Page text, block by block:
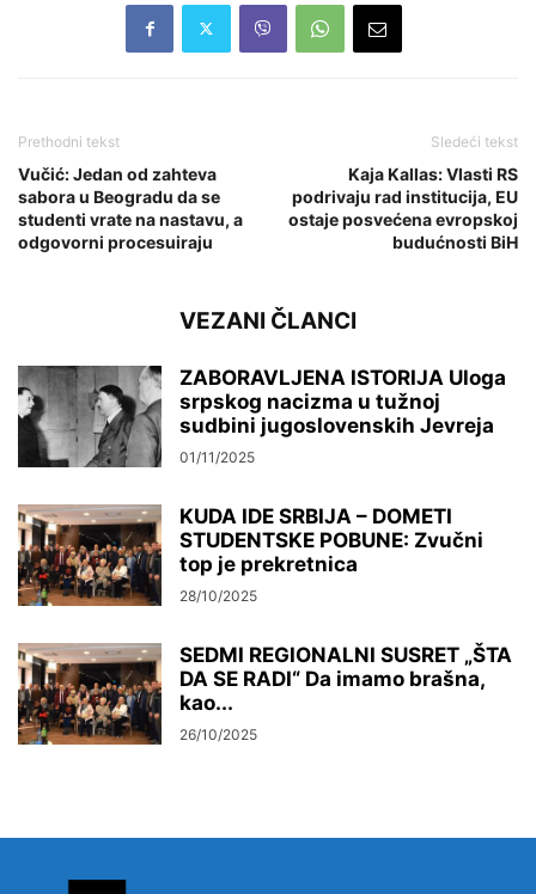
Prethodni tekst
Vučić: Jedan od zahteva
sabora u Beogradu da se
studenti vrate na nastavu, a
odgovorni procesuiraju
Sledeći tekst
Kaja Kallas: Vlasti RS
podrivaju rad institucija, EU
ostaje posvećena evropskoj
budućnosti BiH
VEZANI ČLANCI
ZABORAVLJENA ISTORIJA Uloga
srpskog nacizma u tužnoj
sudbini jugoslovenskih Jevreja
01/11/2025
KUDA IDE SRBIJA – DOMETI
STUDENTSKE POBUNE: Zvučni
top je prekretnica
28/10/2025
SEDMI REGIONALNI SUSRET „ŠTA
DA SE RADI“ Da imamo brašna,
kao...
26/10/2025